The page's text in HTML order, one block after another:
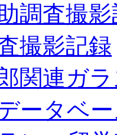
調査撮
撮影記録
関連ガ
ータベ